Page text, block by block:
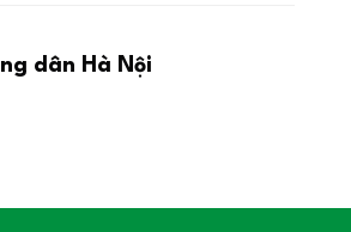
dân Hà Nội